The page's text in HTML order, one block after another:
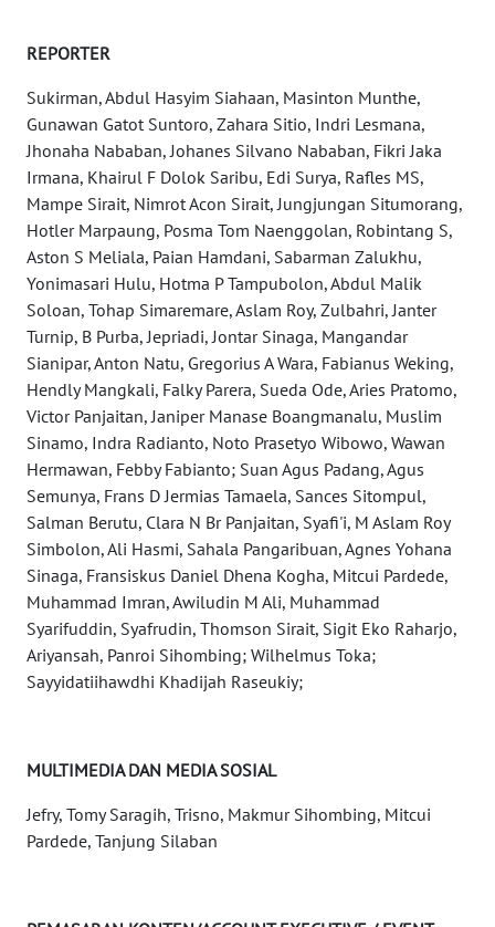
REPORTER
Sukirman, Abdul Hasyim Siahaan, Masinton Munthe,
Gunawan Gatot Suntoro, Zahara Sitio, Indri Lesmana,
Jhonaha Nababan, Johanes Silvano Nababan, Fikri Jaka
Irmana, Khairul F Dolok Saribu, Edi Surya, Rafles MS,
Mampe Sirait, Nimrot Acon Sirait, Jungjungan Situmorang,
Hotler Marpaung, Posma Tom Naenggolan, Robintang S,
Aston S Meliala, Paian Hamdani, Sabarman Zalukhu,
Yonimasari Hulu, Hotma P Tampubolon, Abdul Malik
Soloan, Tohap Simaremare, Aslam Roy, Zulbahri, Janter
Turnip, B Purba, Jepriadi, Jontar Sinaga, Mangandar
Sianipar, Anton Natu, Gregorius A Wara, Fabianus Weking,
Hendly Mangkali, Falky Parera, Sueda Ode, Aries Pratomo,
Victor Panjaitan, Janiper Manase Boangmanalu, Muslim
Sinamo, Indra Radianto, Noto Prasetyo Wibowo, Wawan
Hermawan, Febby Fabianto; Suan Agus Padang, Agus
Semunya, Frans D Jermias Tamaela, Sances Sitompul,
Salman Berutu, Clara N Br Panjaitan, Syafi'i, M Aslam Roy
Simbolon, Ali Hasmi, Sahala Pangaribuan, Agnes Yohana
Sinaga, Fransiskus Daniel Dhena Kogha, Mitcui Pardede,
Muhammad Imran, Awiludin M Ali, Muhammad
Syarifuddin, Syafrudin, Thomson Sirait, Sigit Eko Raharjo,
Ariyansah, Panroi Sihombing; Wilhelmus Toka;
Sayyidatiihawdhi Khadijah Raseukiy;
MULTIMEDIA DAN MEDIA SOSIAL
Jefry, Tomy Saragih, Trisno, Makmur Sihombing, Mitcui
Pardede, Tanjung Silaban
WN
JAMBI
WN
SULTRA
WN
NTB
WN
SULTENG
WN
SULBAR
WN
BABEL
WN
SUMBAR
SUMSEL
WN